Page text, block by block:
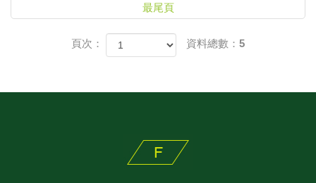
最尾頁
頁次： 資料總數：5